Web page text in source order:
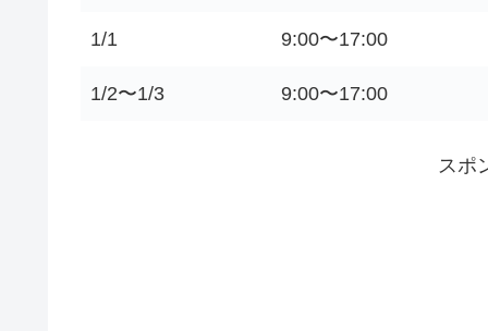
1/1 9:00〜17:00
1/2〜1/3 9:00〜17:00
スポ